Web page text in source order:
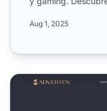
Aug 1, 2025
Programa de